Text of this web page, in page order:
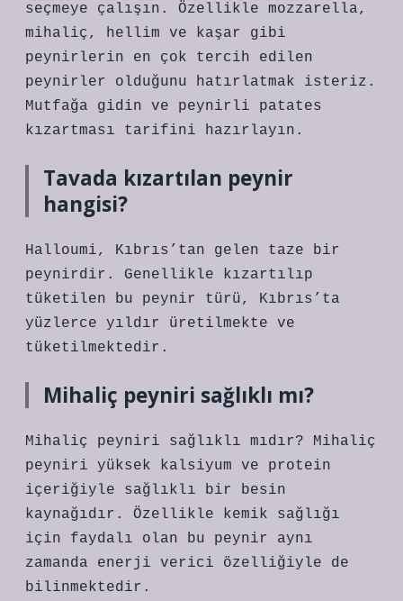
seçmeye çalışın. Özellikle mozzarella,
mihaliç, hellim ve kaşar gibi
peynirlerin en çok tercih edilen
peynirler olduğunu hatırlatmak isteriz.
Mutfağa gidin ve peynirli patates
kızartması tarifini hazırlayın.
Tavada kızartılan peynir
hangisi?
Halloumi, Kıbrıs’tan gelen taze bir
peynirdir. Genellikle kızartılıp
tüketilen bu peynir türü, Kıbrıs’ta
yüzlerce yıldır üretilmekte ve
tüketilmektedir.
Mihaliç peyniri sağlıklı mı?
Mihaliç peyniri sağlıklı mıdır? Mihaliç
peyniri yüksek kalsiyum ve protein
içeriğiyle sağlıklı bir besin
kaynağıdır. Özellikle kemik sağlığı
için faydalı olan bu peynir aynı
zamanda enerji verici özelliğiyle de
bilinmektedir.